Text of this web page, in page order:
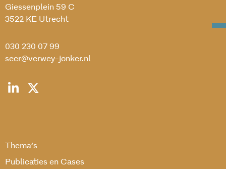
Giessenplein 59 C
3522 KE Utrecht
030 230 07 99
secr@verwey-jonker.nl
Thema’s
Publicaties en Cases